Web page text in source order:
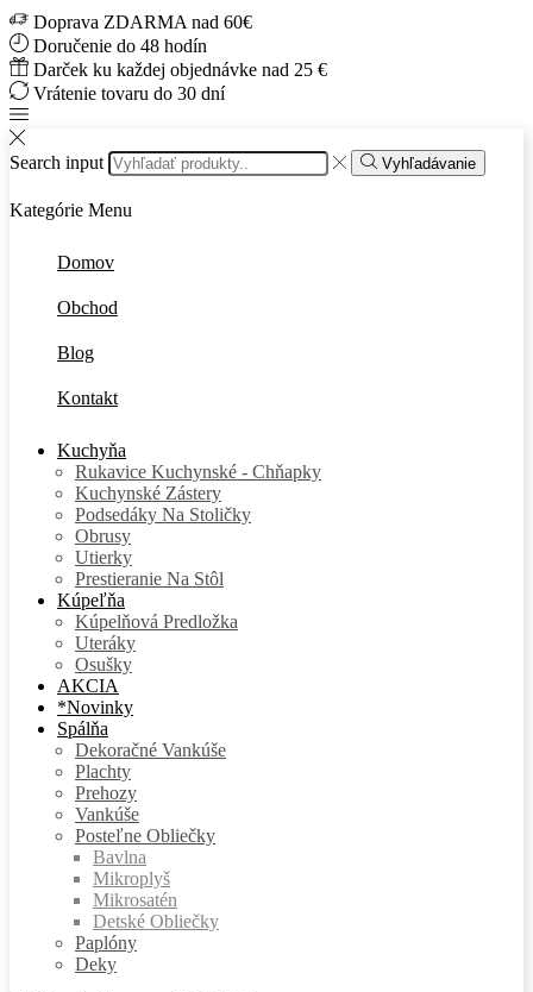
Doprava ZDARMA nad 60€
Doručenie do 48 hodín
Darček ku každej objednávke nad 25 €
Vrátenie tovaru do 30 dní
Search input Vyhľadávanie
Kategórie Menu
Domov
Obchod
Blog
Kontakt
Kuchyňa
Rukavice Kuchynské - Chňapky
Kuchynské Zástery
Podsedáky Na Stoličky
Obrusy
Utierky
Prestieranie Na Stôl
Kúpeľňa
Kúpelňová Predložka
Uteráky
Osušky
AKCIA
*Novinky
Spálňa
Dekoračné Vankúše
Plachty
Prehozy
Vankúše
Posteľne Obliečky
Bavlna
Mikroplyš
Mikrosatén
Detské Obliečky
Paplóny
Deky